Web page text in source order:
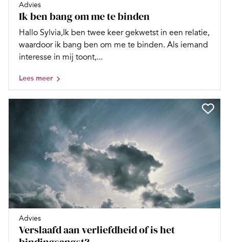
Advies
Ik ben bang om me te binden
Hallo Sylvia,Ik ben twee keer gekwetst in een relatie,
waardoor ik bang ben om me te binden. Als iemand
interesse in mij toont,...
Lees meer
Advies
Verslaafd aan verliefdheid of is het